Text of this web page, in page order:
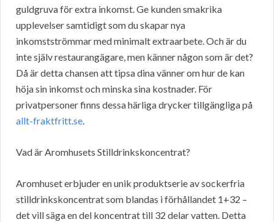
guldgruva för extra inkomst. Ge kunden smakrika
upplevelser samtidigt som du skapar nya
inkomstströmmar med minimalt extraarbete. Och är du
inte själv restaurangägare, men känner någon som är det?
Då är detta chansen att tipsa dina vänner om hur de kan
höja sin inkomst och minska sina kostnader. För
privatpersoner finns dessa härliga drycker tillgängliga på
allt-fraktfritt.se.
Vad är Aromhusets Stilldrinkskoncentrat?
Aromhuset erbjuder en unik produktserie av sockerfria
stilldrinkskoncentrat som blandas i förhållandet 1+32 –
det vill säga en del koncentrat till 32 delar vatten. Detta